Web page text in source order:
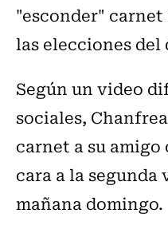
"esconder"
las elecciones del
Según un video
sociales,
carnet a su
cara a la segunda
mañana domingo.